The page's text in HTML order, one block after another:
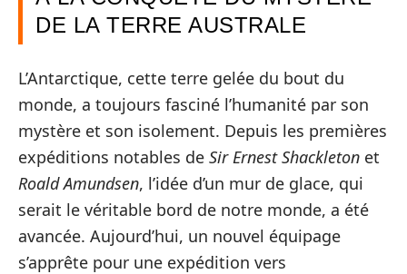
DE LA TERRE AUSTRALE
L’Antarctique, cette terre gelée du bout du
monde, a toujours fasciné l’humanité par son
mystère et son isolement. Depuis les premières
expéditions notables de Sir Ernest Shackleton et
Roald Amundsen, l’idée d’un mur de glace, qui
serait le véritable bord de notre monde, a été
avancée. Aujourd’hui, un nouvel équipage
s’apprête pour une expédition vers